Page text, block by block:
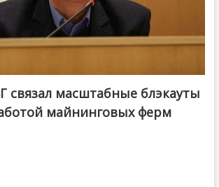
связал масштабные блэкауты
майнинговых ферм